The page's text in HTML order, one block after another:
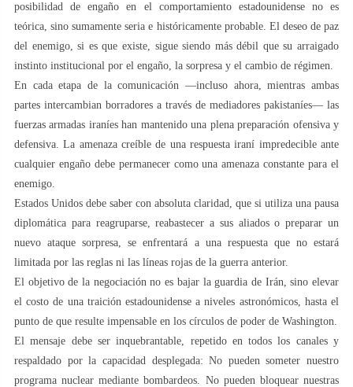
posibilidad de engaño en el comportamiento estadounidense no es
teórica, sino sumamente seria e históricamente probable. El deseo de paz
del enemigo, si es que existe, sigue siendo más débil que su arraigado
instinto institucional por el engaño, la sorpresa y el cambio de régimen.
En cada etapa de la comunicación —incluso ahora, mientras ambas
partes intercambian borradores a través de mediadores pakistaníes— las
fuerzas armadas iraníes han mantenido una plena preparación ofensiva y
defensiva. La amenaza creíble de una respuesta iraní impredecible ante
cualquier engaño debe permanecer como una amenaza constante para el
enemigo.
Estados Unidos debe saber con absoluta claridad, que si utiliza una pausa
diplomática para reagruparse, reabastecer a sus aliados o preparar un
nuevo ataque sorpresa, se enfrentará a una respuesta que no estará
limitada por las reglas ni las líneas rojas de la guerra anterior.
El objetivo de la negociación no es bajar la guardia de Irán, sino elevar
el costo de una traición estadounidense a niveles astronómicos, hasta el
punto de que resulte impensable en los círculos de poder de Washington.
El mensaje debe ser inquebrantable, repetido en todos los canales y
respaldado por la capacidad desplegada: No pueden someter nuestro
programa nuclear mediante bombardeos. No pueden bloquear nuestras